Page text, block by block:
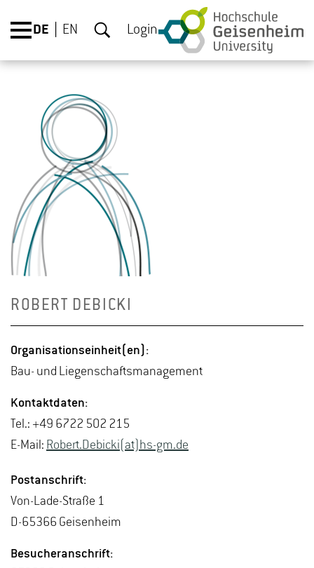
DE EN Login
RO­BERT DE­BI­CKI
Or­ga­ni­sa­ti­ons­ein­heit(en):
Bau- und Lie­gen­schafts­ma­nage­ment
Kon­takt­da­ten:
Tel.: +49 6722 502 215
E-Mail: Ro­bert.De­bi­cki(at)hs-​gm.​de
Post­an­schrift:
Von-La­de-Stra­ße 1
D-65366 Gei­sen­heim
Be­su­cher­an­schrift: